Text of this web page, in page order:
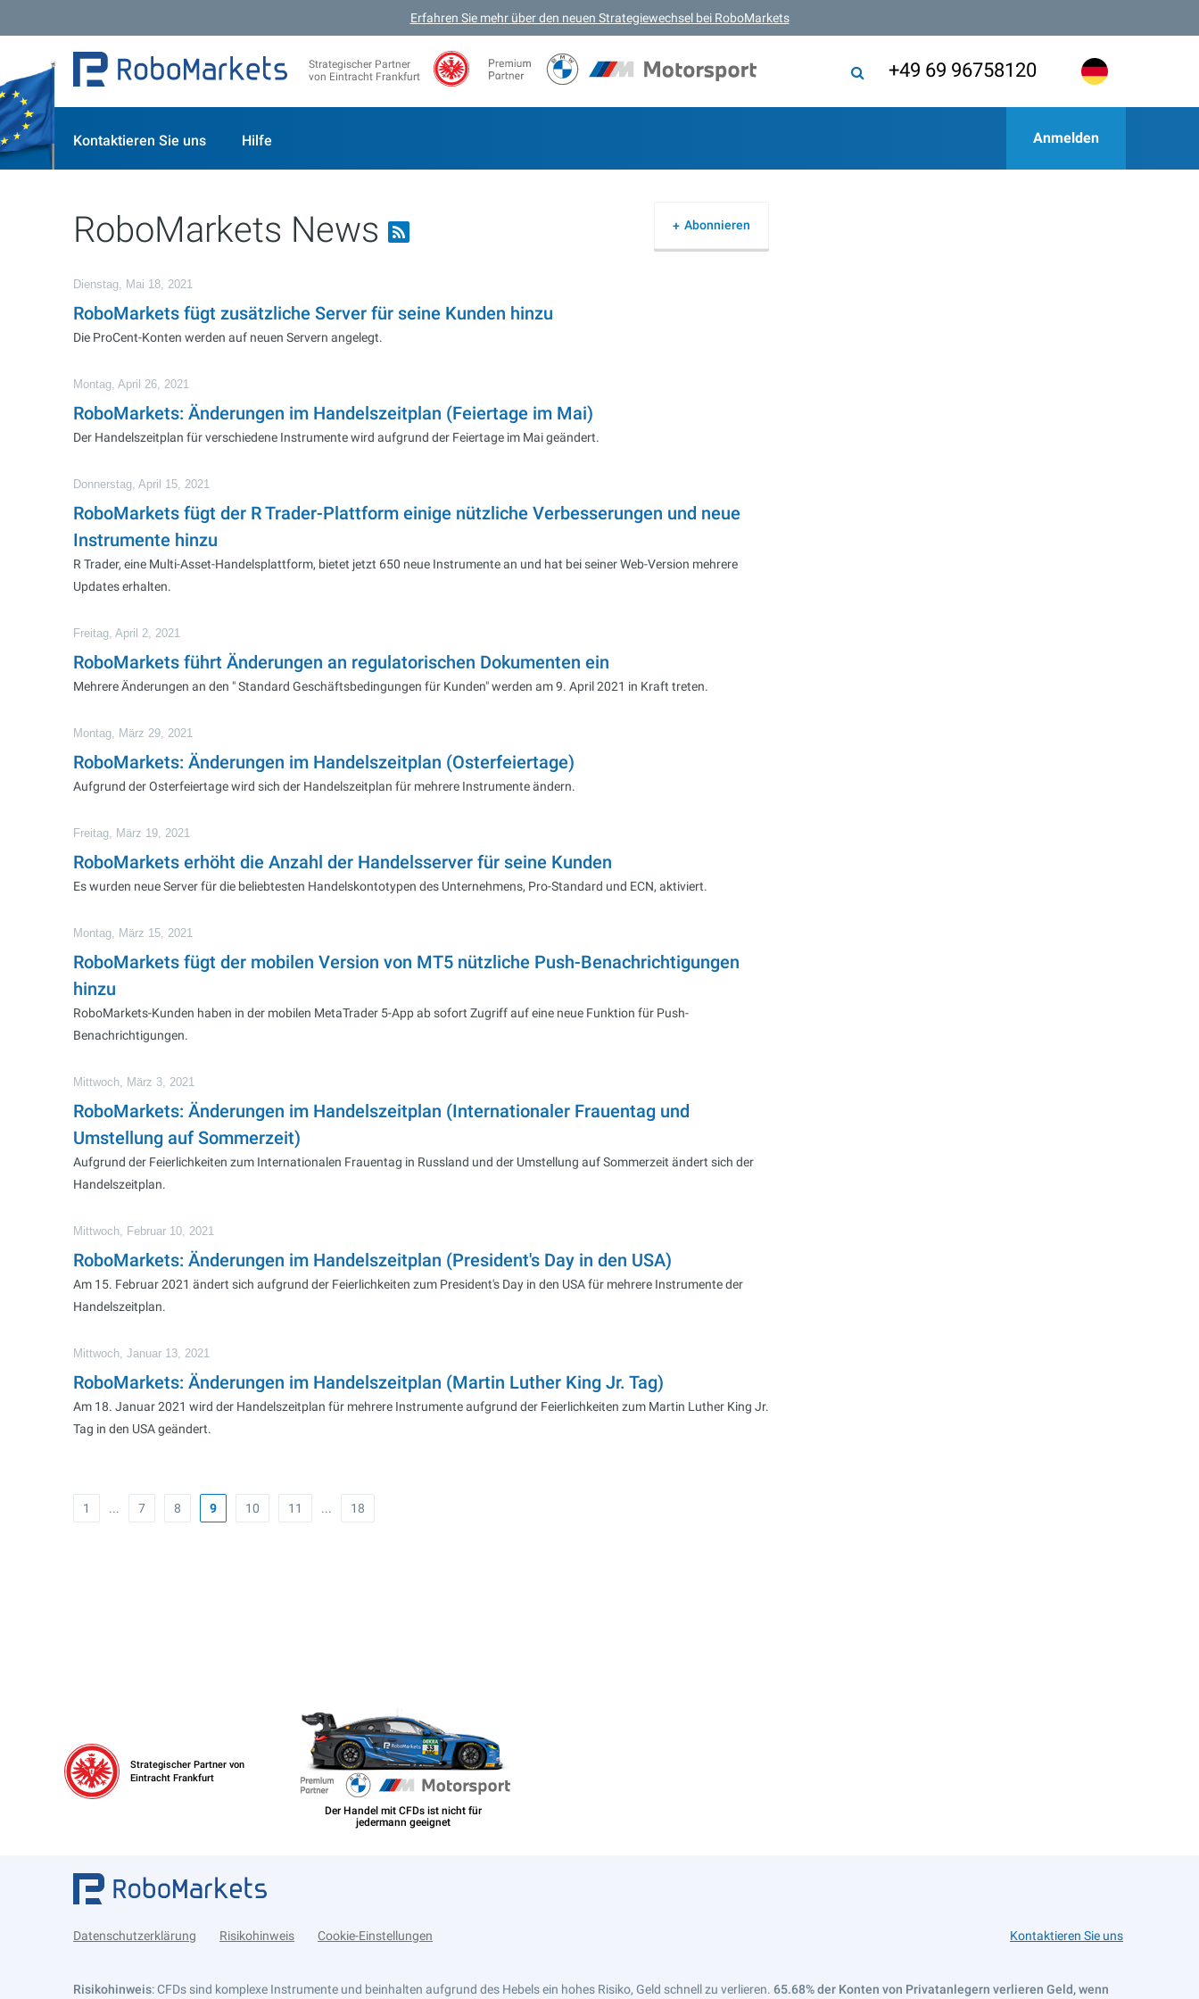
Erfahren Sie mehr über den neuen Strategiewechsel bei RoboMarkets
Strategischer Partner
von Eintracht Frankfurt
+49 69 96758120
Kontaktieren Sie uns Hilfe Anmelden
Abonnieren
RoboMarkets News
Dienstag, Mai 18, 2021
RoboMarkets fügt zusätzliche Server für seine Kunden hinzu
Die ProCent-Konten werden auf neuen Servern angelegt.
Montag, April 26, 2021
RoboMarkets: Änderungen im Handelszeitplan (Feiertage im Mai)
Der Handelszeitplan für verschiedene Instrumente wird aufgrund der Feiertage im Mai geändert.
Donnerstag, April 15, 2021
RoboMarkets fügt der R Trader-Plattform einige nützliche Verbesserungen und neue
Instrumente hinzu
R Trader, eine Multi-Asset-Handelsplattform, bietet jetzt 650 neue Instrumente an und hat bei seiner Web-Version mehrere
Updates erhalten.
Freitag, April 2, 2021
RoboMarkets führt Änderungen an regulatorischen Dokumenten ein
Mehrere Änderungen an den " Standard Geschäftsbedingungen für Kunden" werden am 9. April 2021 in Kraft treten.
Montag, März 29, 2021
RoboMarkets: Änderungen im Handelszeitplan (Osterfeiertage)
Aufgrund der Osterfeiertage wird sich der Handelszeitplan für mehrere Instrumente ändern.
Freitag, März 19, 2021
RoboMarkets erhöht die Anzahl der Handelsserver für seine Kunden
Es wurden neue Server für die beliebtesten Handelskontotypen des Unternehmens, Pro-Standard und ECN, aktiviert.
Montag, März 15, 2021
RoboMarkets fügt der mobilen Version von MT5 nützliche Push-Benachrichtigungen
hinzu
RoboMarkets-Kunden haben in der mobilen MetaTrader 5-App ab sofort Zugriff auf eine neue Funktion für Push-
Benachrichtigungen.
Mittwoch, März 3, 2021
RoboMarkets: Änderungen im Handelszeitplan (Internationaler Frauentag und
Umstellung auf Sommerzeit)
Aufgrund der Feierlichkeiten zum Internationalen Frauentag in Russland und der Umstellung auf Sommerzeit ändert sich der
Handelszeitplan.
Mittwoch, Februar 10, 2021
RoboMarkets: Änderungen im Handelszeitplan (President's Day in den USA)
Am 15. Februar 2021 ändert sich aufgrund der Feierlichkeiten zum President's Day in den USA für mehrere Instrumente der
Handelszeitplan.
Mittwoch, Januar 13, 2021
RoboMarkets: Änderungen im Handelszeitplan (Martin Luther King Jr. Tag)
Am 18. Januar 2021 wird der Handelszeitplan für mehrere Instrumente aufgrund der Feierlichkeiten zum Martin Luther King Jr.
Tag in den USA geändert.
1 ... 7 8 9 10 11 ... 18
Strategischer Partner von
Eintracht Frankfurt
Datenschutzerklärung Risikohinweis Cookie-Einstellungen Kontaktieren Sie uns
Risikohinweis: CFDs sind komplexe Instrumente und beinhalten aufgrund des Hebels ein hohes Risiko, Geld schnell zu verlieren. 65.68% der Konten von Privatanlegern verlieren Geld, wenn